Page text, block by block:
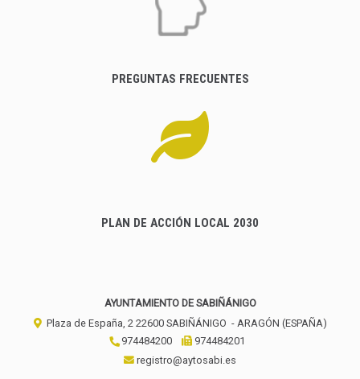
PREGUNTAS FRECUENTES
PLAN DE ACCIÓN LOCAL 2030
AYUNTAMIENTO DE SABIÑÁNIGO
Plaza de España, 2 22600 SABIÑÁNIGO - ARAGÓN (ESPAÑA)
974484200
974484201
registro@aytosabi.es